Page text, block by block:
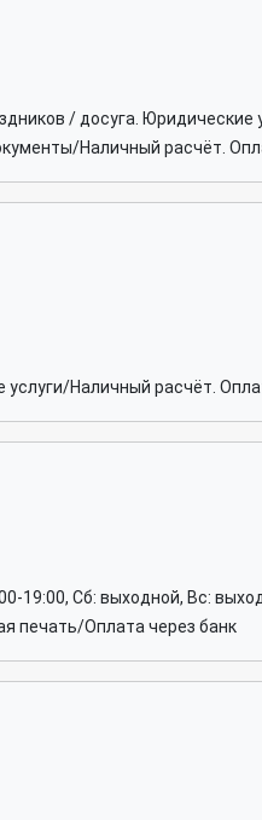
/ досуга. Юридические
Наличный расчёт.
Наличный расчёт.
19:00, Сб: выходной, Вс:
печать/Оплата через банк